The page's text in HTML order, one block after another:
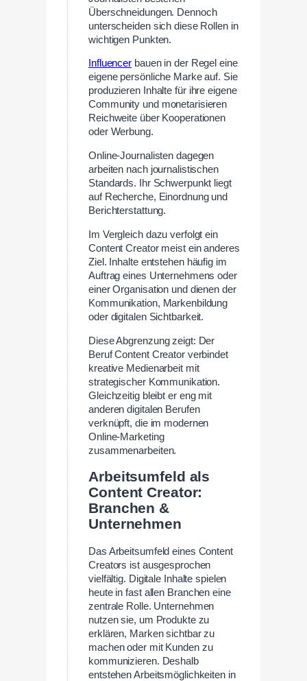
Überschneidungen. Dennoch
unterscheiden sich diese Rollen in
wichtigen Punkten.
Influencer bauen in der Regel eine
eigene persönliche Marke auf. Sie
produzieren Inhalte für ihre eigene
Community und monetarisieren
Reichweite über Kooperationen
oder Werbung.
Online-Journalisten dagegen
arbeiten nach journalistischen
Standards. Ihr Schwerpunkt liegt
auf Recherche, Einordnung und
Berichterstattung.
Im Vergleich dazu verfolgt ein
Content Creator meist ein anderes
Ziel. Inhalte entstehen häufig im
Auftrag eines Unternehmens oder
einer Organisation und dienen der
Kommunikation, Markenbildung
oder digitalen Sichtbarkeit.
Diese Abgrenzung zeigt: Der
Beruf Content Creator verbindet
kreative Medienarbeit mit
strategischer Kommunikation.
Gleichzeitig bleibt er eng mit
anderen digitalen Berufen
verknüpft, die im modernen
Online-Marketing
zusammenarbeiten.
Arbeitsumfeld als
Content Creator:
Branchen &
Unternehmen
Das Arbeitsumfeld eines Content
Creators ist ausgesprochen
vielfältig. Digitale Inhalte spielen
heute in fast allen Branchen eine
zentrale Rolle. Unternehmen
nutzen sie, um Produkte zu
erklären, Marken sichtbar zu
machen oder mit Kunden zu
kommunizieren. Deshalb
entstehen Arbeitsmöglichkeiten in